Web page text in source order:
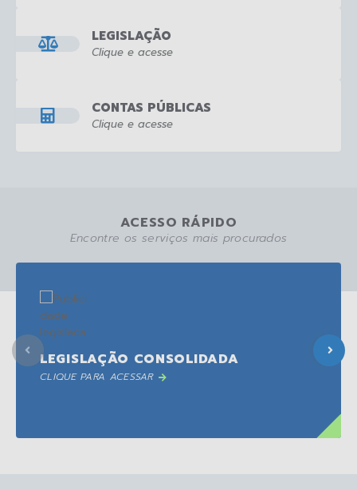
LEGISLAÇÃO
Clique e acesse
CONTAS PÚBLICAS
Clique e acesse
ACESSO RÁPIDO
Encontre os serviços mais procurados
LEGISLAÇÃO CONSOLIDADA
CLIQUE PARA ACESSAR